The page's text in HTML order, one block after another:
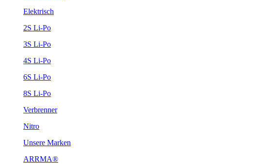
Elektrisch
2S Li-Po
3S Li-Po
4S Li-Po
6S Li-Po
8S Li-Po
Verbrenner
Nitro
Unsere Marken
ARRMA®